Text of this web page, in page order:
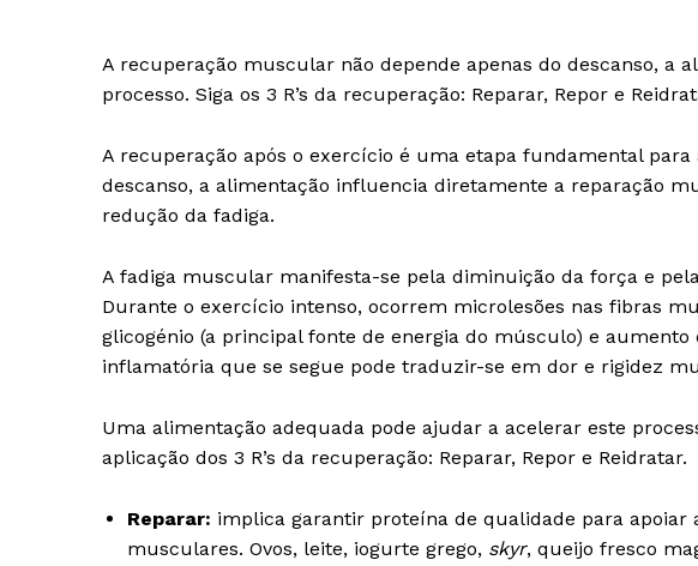
A recuperação muscular não depende apenas do descanso, a
processo. Siga os 3 R’s da recuperação: Reparar, Repor e
A recuperação após o exercício é uma etapa fundamental para
descanso, a alimentação influencia diretamente a reparação
redução da fadiga.
A fadiga muscular manifesta-se pela diminuição da força e
Durante o exercício intenso, ocorrem microlesões nas fibras
glicogénio (a principal fonte de energia do músculo) e aumento
inflamatória que se segue pode traduzir-se em dor e rigidez
Uma alimentação adequada pode ajudar a acelerar este
aplicação dos 3 R’s da recuperação: Reparar, Repor e Reidratar.
Reparar: implica garantir proteína de qualidade para apoiar
musculares. Ovos, leite, iogurte grego, skyr, queijo fresco